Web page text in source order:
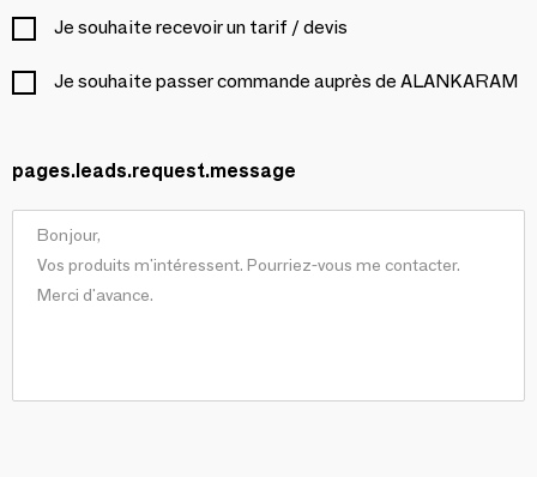
Je souhaite recevoir un tarif / devis
Je souhaite passer commande auprès de ALANKARAM
pages.leads.request.message